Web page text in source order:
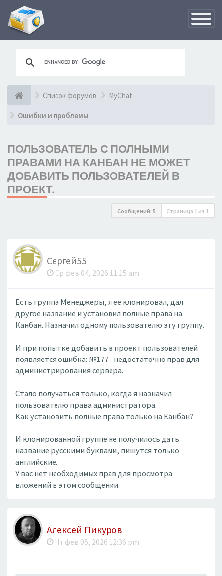
Список форумов MyChat
Ошибки и проблемы
ПОЛЬЗОВАТЕЛЬ С ПОЛНЫМИ
ПРАВАМИ НА КАНБАН НЕ МОЖЕТ
ДОБАВИТЬ ПОЛЬЗОВАТЕЛЕЙ В
ПРОЕКТ.
Сообщений: 5 Страница 1 из 1
Сергей55
Ср фев 04, 2026 11:15 am
Есть группа Менеджеры, я ее клонировал, дал
другое название и установил полные права на
Канбан. Назначил одному пользователю эту группу.
И при попытке добавить в проект пользователей
появляется ошибка: №177 - недостаточно прав для
администрирования сервера.
Стало получаться только, когда я назначил
пользователю права администратора.
Как установить полные права только на Канбан?
И клонированной группе не получилось дать
название русскими буквами, пишутся только
английские.
У вас нет необходимых прав для просмотра
вложений в этом сообщении.
Алексей Пикуров
Чт фев 05, 2026 12:36 pm